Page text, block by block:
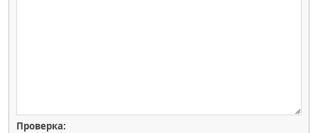
Проверка: